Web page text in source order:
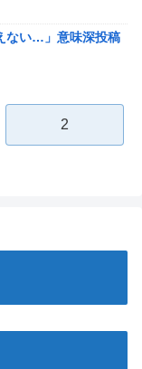
ノリ」
っそくオカルト技に
（ﾌﾞﾙﾌﾞﾙ」＝韓国
表明【みーちゃん】
体超を引き取る
員「業務になりま
ない…」意味深投稿
ミンが覚醒して主人
魔なガキ』扱いさ
面写真を一挙公
ない…」意味深投稿
ーザーの95割は読
2